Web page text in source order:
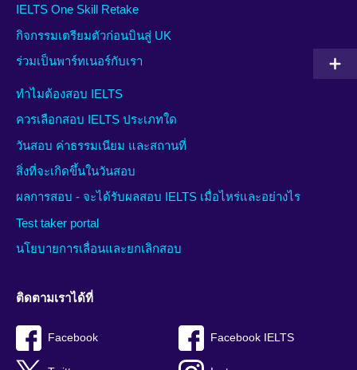
IELTS One Skill Retake
กิจกรรมเตรียมตัวก่อนบินสู่ UK
ร่วมเป็นพาร์ทเนอร์กับเรา
ทำไมต้องสอบ IELTS
ควรเลือกสอบ IELTS ประเภทใด
วันสอบ ค่าธรรมเนียม และสถานที่
สิ่งที่จะเกิดขึ้นในวันสอบ
ผลการสอบ - จะได้รับผลสอบ IELTS เมื่อไหร่และอย่างไร
Test taker portal
นโยบายการเลื่อนและยกเลิกสอบ
ติดตามเราได้ที่
Facebook Facebook IELTS